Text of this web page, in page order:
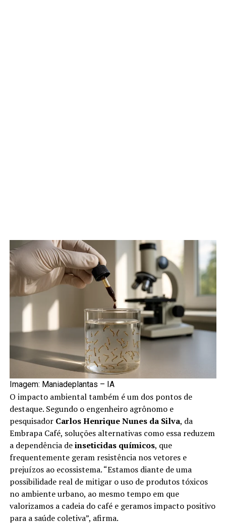
Imagem: Maniadeplantas – IA
O impacto ambiental também é um dos pontos de
destaque. Segundo o engenheiro agrônomo e
pesquisador Carlos Henrique Nunes da Silva, da
Embrapa Café, soluções alternativas como essa reduzem
a dependência deinseticidas químicos, que
frequentemente geram resistência nos vetores e
prejuízos ao ecossistema. “Estamos diante de uma
possibilidade real de mitigar o uso de produtos tóxicos
no ambiente urbano, ao mesmo tempo em que
valorizamos a cadeia do café e geramos impacto positivo
para a saúde coletiva”, afirma.